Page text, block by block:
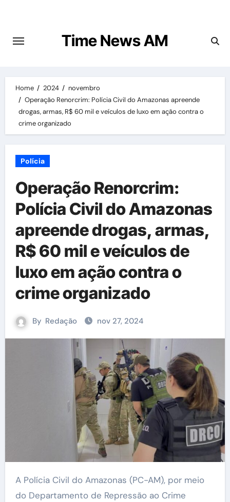
content
Time News AM
Home 2024
novembro
Operação Renorcrim: Polícia Civil do Amazonas apreende
drogas, armas, R$ 60 mil e veículos de luxo em ação contra o
crime organizado
Polícia
Operação Renorcrim:
Polícia Civil do Amazonas
apreende drogas, armas,
R$ 60 mil e veículos de
luxo em ação contra o
crime organizado
By Redação nov 27, 2024
A Polícia Civil do Amazonas (PC-AM), por meio
do Departamento de Repressão ao Crime